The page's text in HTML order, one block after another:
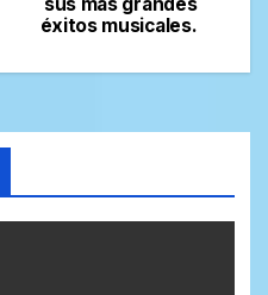
éxitos musicales.